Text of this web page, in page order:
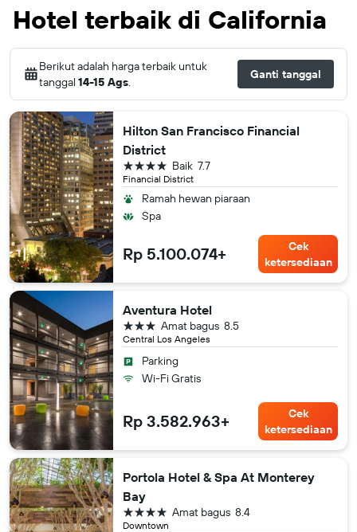
Hotel terbaik di California
Berikut adalah harga terbaik untuk
tanggal 14-15 Ags.
Ganti tanggal
Hilton San Francisco Financial
District
Financial District
7.7
Baik
bintang 4
Ramah hewan piaraan
Spa
Rp 5.100.074+
Cek
ketersediaan
Aventura Hotel
Central Los Angeles
8.5
Amat bagus
bintang 3
Parking
Wi-Fi Gratis
Rp 3.582.963+
Cek
ketersediaan
Portola Hotel & Spa At Monterey
Bay
Downtown
8.4
Amat bagus
bintang 4